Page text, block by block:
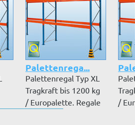
Palettenrega...
Palettenregal Typ XL
Tragkraft bis 1200 kg
/ Europalette. Regale
/